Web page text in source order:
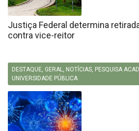
Justiça Federal determina
contra vice-reitor
DESTAQUE, GERAL, NOTÍCIAS, PESQUISA
UNIVERSIDADE PÚBLICA